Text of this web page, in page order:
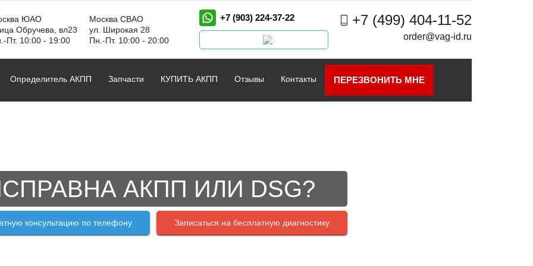
ЮАО
Обручева, вл23
Пт. 10:00 - 19:00
Москва СВАО
ул. Широкая 28
Пн.-Пт. 10:00 - 20:00
+7 (903) 224-37-22 +7 (499) 404-11-52
order@vag-id.ru
Определитель АКПП Запчасти КУПИТЬ АКПП Отзывы Контакты ПЕРЕЗВОНИТЬ МНЕ
АКПП ИЛИ DSG?
консультацию по телефону Записаться на бесплатную диагностику